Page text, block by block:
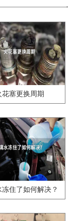
花塞更换周期
冻住了如何解决？